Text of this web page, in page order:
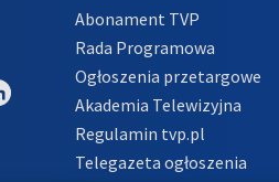
Abonament TVP
Rada Programowa
Ogłoszenia przetargowe
Akademia Telewizyjna
Regulamin tvp.pl
Telegazeta ogłoszenia